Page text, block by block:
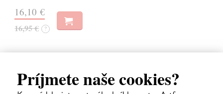
Príjmete naše cookies?
16,10 €
16,95 € ?